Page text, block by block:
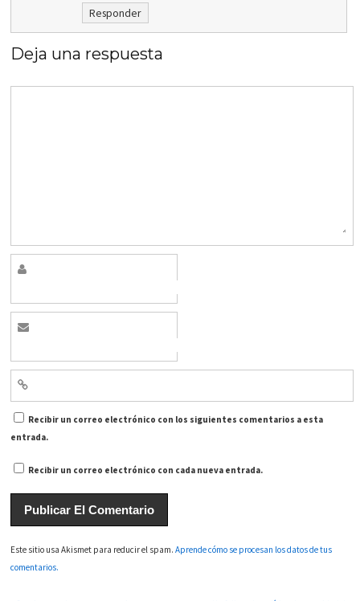
Responder
Deja una respuesta
Recibir un correo electrónico con los siguientes comentarios a esta
entrada.
Recibir un correo electrónico con cada nueva entrada.
Este sitio usa Akismet para reducir el spam.Aprende cómo se procesan los datos de tus
comentarios.